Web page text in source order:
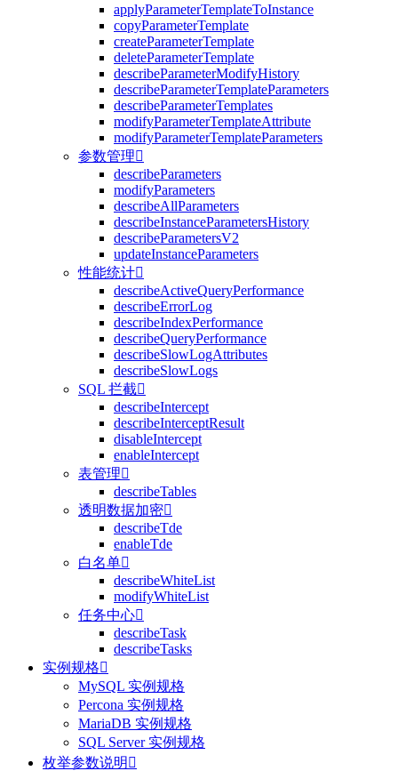
applyParameterTemplateToInstance
copyParameterTemplate
createParameterTemplate
deleteParameterTemplate
describeParameterModifyHistory
describeParameterTemplateParameters
describeParameterTemplates
modifyParameterTemplateAttribute
modifyParameterTemplateParameters
参数管理
describeParameters
modifyParameters
describeAllParameters
describeInstanceParametersHistory
describeParametersV2
updateInstanceParameters
性能统计
describeActiveQueryPerformance
describeErrorLog
describeIndexPerformance
describeQueryPerformance
describeSlowLogAttributes
describeSlowLogs
SQL 拦截
describeIntercept
describeInterceptResult
disableIntercept
enableIntercept
表管理
describeTables
透明数据加密
describeTde
enableTde
白名单
describeWhiteList
modifyWhiteList
任务中心
describeTask
describeTasks
实例规格
MySQL 实例规格
Percona 实例规格
MariaDB 实例规格
SQL Server 实例规格
枚举参数说明 